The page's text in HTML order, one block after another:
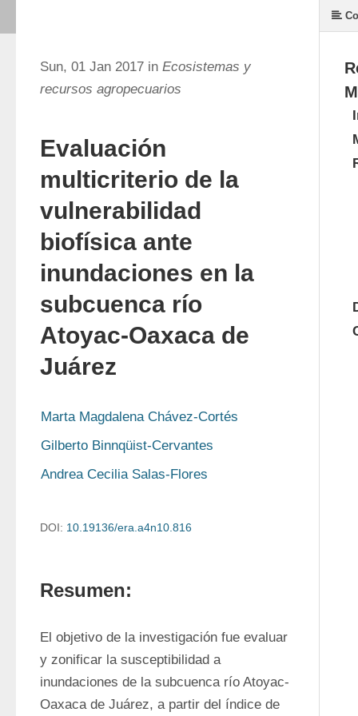
Sun, 01 Jan 2017 in Ecosistemas y
recursos agropecuarios
Evaluación
multicriterio de la
vulnerabilidad
biofísica ante
inundaciones en la
subcuenca río
Atoyac-Oaxaca de
Juárez
Marta Magdalena Chávez-Cortés
Gilberto Binnqüist-Cervantes
Andrea Cecilia Salas-Flores
DOI: 10.19136/era.a4n10.816
Resumen:
El objetivo de la investigación fue evaluar
y zonificar la susceptibilidad a
inundaciones de la subcuenca río Atoyac-
Oaxaca de Juárez, a partir del índice de